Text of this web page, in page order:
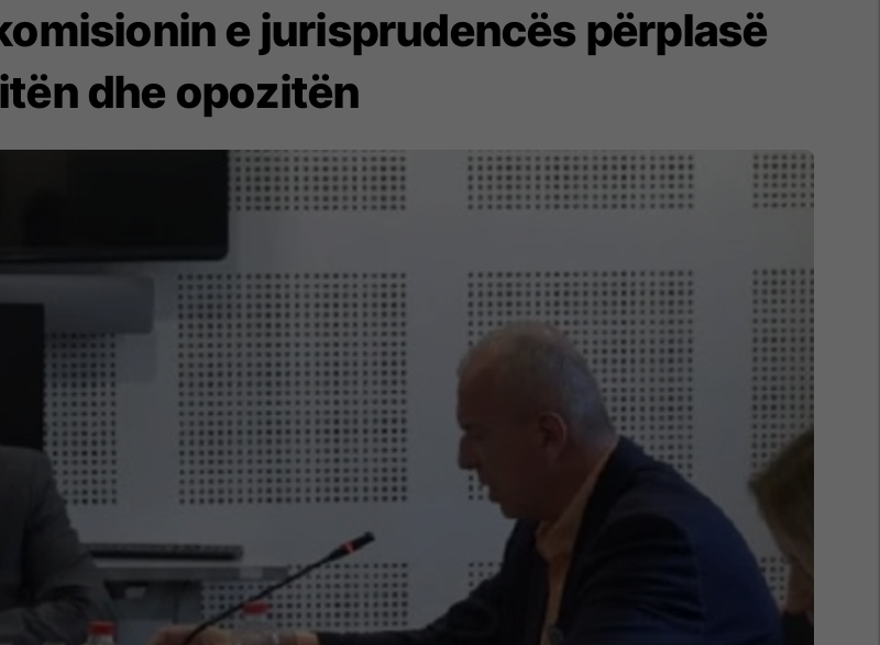
e jurisprudencës përplasë
dhe opozitën